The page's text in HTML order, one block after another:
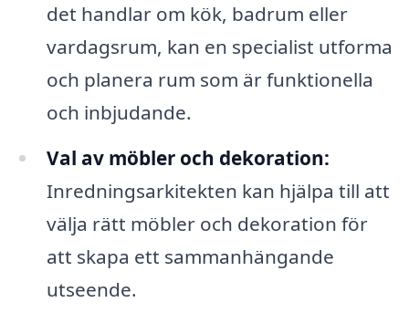
det handlar om kök, badrum eller
vardagsrum, kan en specialist utforma
och planera rum som är funktionella
och inbjudande.
Val av möbler och dekoration:
Inredningsarkitekten kan hjälpa till att
välja rätt möbler och dekoration för
att skapa ett sammanhängande
utseende.